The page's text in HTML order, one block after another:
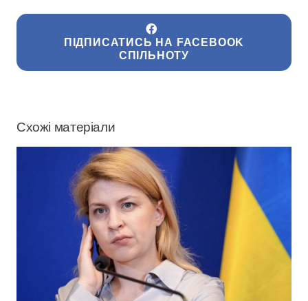
ПІДПИСАТИСЬ НА FACEBOOK
СПІЛЬНОТУ
Схожі матеріали